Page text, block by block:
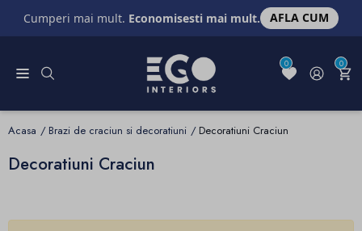
Cumperi mai mult. Economisesti mai mult. AFLA CUM
0 0
Acasa Brazi de craciun si decoratiuni Decoratiuni Craciun
Decoratiuni Craciun